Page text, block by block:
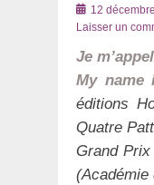
Posté
le
12
Laisser un
Je
My name
éditions
Quatre
Grand
(Académie